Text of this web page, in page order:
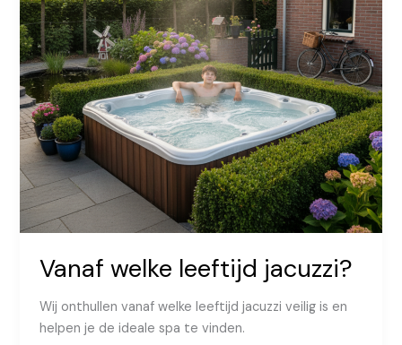
Vanaf welke leeftijd jacuzzi?
Wij onthullen vanaf welke leeftijd jacuzzi veilig is en
helpen je de ideale spa te vinden.